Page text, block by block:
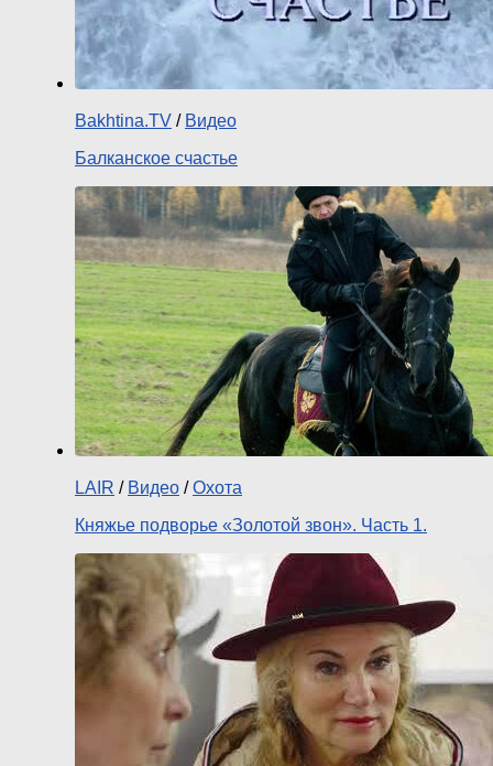
Bakhtina.TV / Видео
Балканское счастье
LAIR / Видео /Охота
Княжье подворье «Золотой звон». Часть 1.